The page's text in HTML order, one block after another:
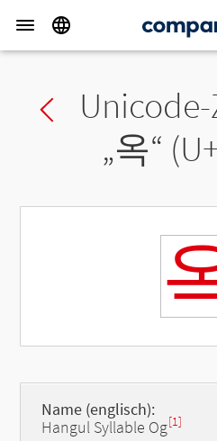
Previous char
„옥“
Name (englisch):
Hangul Syllable Og[1]